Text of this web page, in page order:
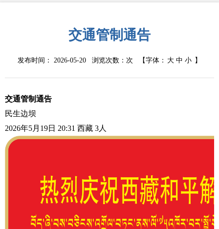
交通管制通告
发布时间： 2026-05-20 浏览次数： 次 【字体： 大 中 小 】
交通管制通告
民生边坝
2026年5月19日 20:31 西藏 3人